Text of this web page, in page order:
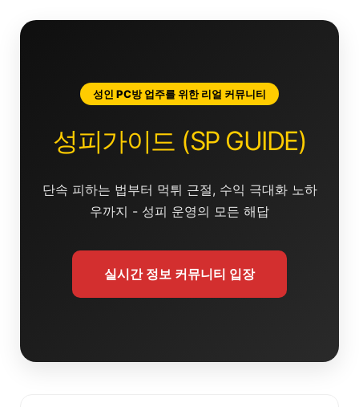
성인 PC방 업주를 위한 리얼 커뮤니티
성피가이드 (SP GUIDE)
단속 피하는 법부터 먹튀 근절, 수익 극대화 노하
우까지 - 성피 운영의 모든 해답
실시간 정보 커뮤니티 입장